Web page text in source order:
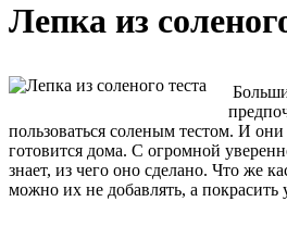
Лепка из
пользоваться соленым тестом. И они
готовится дома. С огромной
знает, из чего оно сделано. Что же
можно их не добавлять, а покрасить